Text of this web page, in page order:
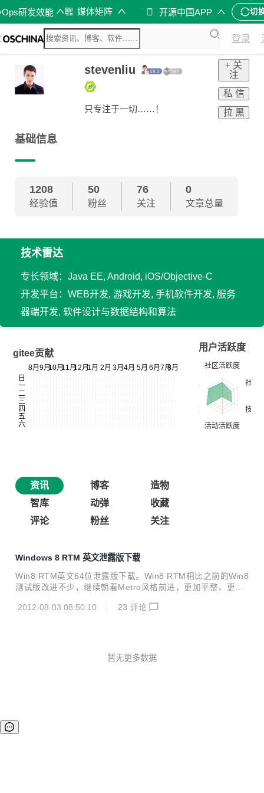
研发效能 媒体矩阵 开源中国APP 切
登录
stevenliu
只专注于一切……！
+ 关
注
私 信
拉 黑
基础信息
1208
经验值
50
粉丝
76
关注
0
文章总量
技术雷达
专长领域：Java EE, Android, iOS/Objective-C
开发平台：WEB开发, 游戏开发, 手机软件开发, 服务
器端开发, 软件设计与数据结构和算法
gitee贡献
用户活跃度
资讯 博客
造物
智库
动弹
收藏
评论
粉丝 关注
Windows 8 RTM 英文泄露版下载
Win8 RTM英文64位泄露版下载。Win8 RTM相比之前的Win8
测试版改进不少，继续朝着Metro风格前进，更加平整，更加
强烈推荐下载安装Win8 RTM。 Win8 RTM英文泄露版下载：
5-1247_x64fre_enterprisen_en-us_VL_...
2012-08-03 08:50:10 23 评论
暂无更多数据